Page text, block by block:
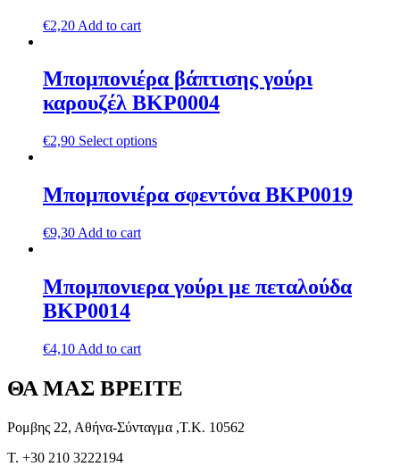
€2,20 Add to cart
Μπομπονιέρα βάπτισης γούρι
καρουζέλ ΒΚΡ0004
€2,90 Select options
Μπομπονιέρα σφεντόνα ΒΚΡ0019
€9,30 Add to cart
Μπομπονιερα γούρι με πεταλούδα
ΒΚΡ0014
€4,10 Add to cart
ΘΑ ΜΑΣ ΒΡΕΙΤΕ
Ρομβης 22, Αθήνα-Σύνταγμα ,Τ.Κ. 10562
T. +30 210 3222194